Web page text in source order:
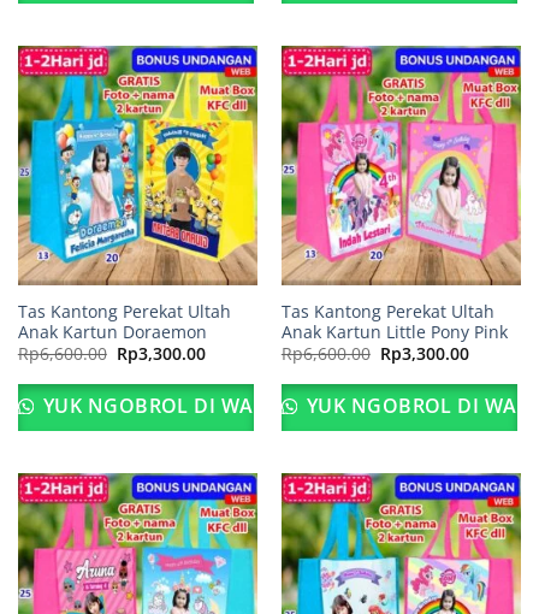
Tas Kantong Perekat Ultah
Anak Kartun Doraemon
Rp6,600.00 Harga
aslinya
adalah:
Rp6,600.00.
Rp3,300.00Harga
ini
adalah:
Rp3,300.00.
YUK NGOBROL DI WA
Tas Kantong Perekat Ultah
Anak Kartun Little Pony Pink
Rp6,600.00 Harga
aslinya
adalah:
Rp6,600.00.
Rp3,300.00Harga
ini
adalah:
YUK NGOBROL DI WA